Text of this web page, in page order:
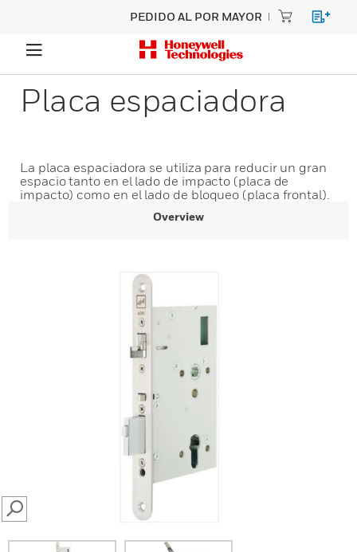
PEDIDO AL POR MAYOR
Placa espaciadora
La placa espaciadora se utiliza para reducir un gran
espacio tanto en el lado de impacto (placa de
impacto) como en el lado de bloqueo (placa frontal).
Overview
SEARCH